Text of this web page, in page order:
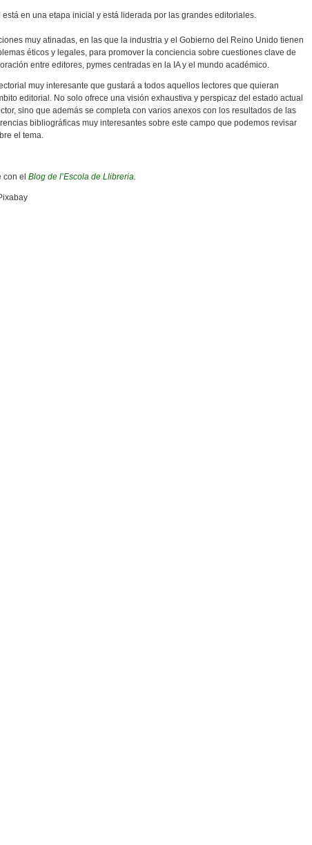
en una etapa inicial y está liderada por las grandes editoriales.
muy atinadas, en las que la industria y el Gobierno del Reino Unido tienen
éticos y legales, para promover la conciencia sobre cuestiones clave de
entre editores, pymes centradas en la IA y el mundo académico.
muy interesante que gustará a todos aquellos lectores que quieran
editorial. No solo ofrece una visión exhaustiva y perspicaz del estado actual
sino que además se completa con varios anexos con los resultados de las
bibliográficas muy interesantes sobre este campo que podemos revisar
el tema.
el Blog de l’Escola de Llibreria.